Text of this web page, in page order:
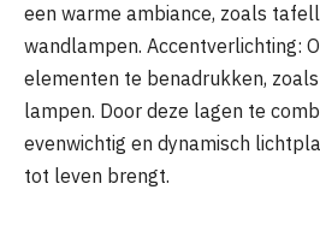
een warme ambiance, zoals
wandlampen. Accentverlichting:
elementen te benadrukken,
lampen. Door deze lagen te
evenwichtig en dynamisch
tot leven brengt.